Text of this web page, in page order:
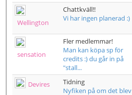
Wellington
Chattkväll!!
Vi har ingen planerad :)
sensation
Fler medlemmar!
Man kan köpa sp för
credits :) du går in på
"stall...
Devires
Tidning
Nyfiken på om det blev